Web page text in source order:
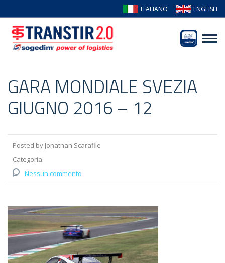
ITALIANO ENGLISH
GARA MONDIALE SVEZIA
GIUGNO 2016 – 12
Posted by Jonathan Scarafile
Categoria:
Nessun commento